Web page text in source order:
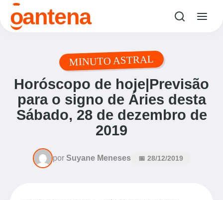
oantena
MINUTO ASTRAL
Horóscopo de hoje|Previsão
para o signo de Áries desta
Sábado, 28 de dezembro de
2019
por Suyane Meneses 📅 28/12/2019